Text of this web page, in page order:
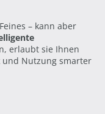
– kann aber
erlaubt sie Ihnen
und Nutzung smarter